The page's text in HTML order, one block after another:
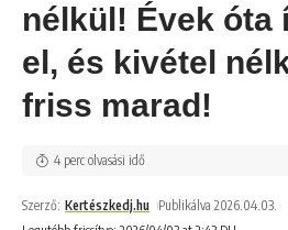
nélkül! Évek óta
el, és kivétel
friss marad!
Szerző: Kertészkedj.hu Publikálva 2026.04.03.
4 perc olvasási idő